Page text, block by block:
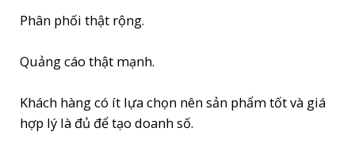
Phân phối thật rộng.
Quảng cáo thật mạnh.
Khách hàng có ít lựa chọn nên sản phẩm tốt và giá
hợp lý là đủ để tạo doanh số.